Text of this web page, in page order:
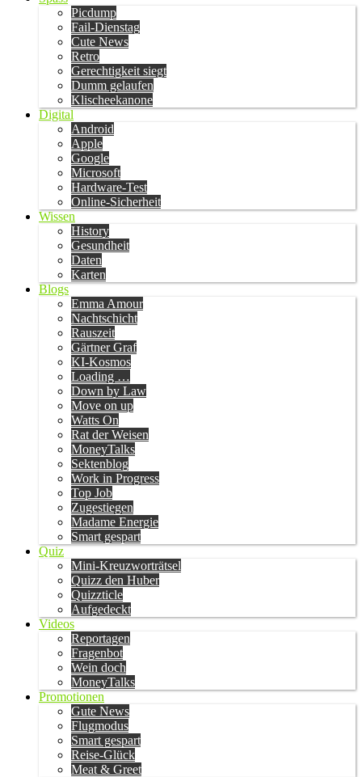
Picdump
Fail-Dienstag
Cute News
Retro
Gerechtigkeit siegt
Dumm gelaufen
Klischeekanone
Digital
Android
Apple
Google
Microsoft
Hardware-Test
Online-Sicherheit
Wissen
History
Gesundheit
Daten
Karten
Blogs
Emma Amour
Nachtschicht
Rauszeit
Gärtner Graf
KI-Kosmos
Loading …
Down by Law
Move on up
Watts On
Rat der Weisen
MoneyTalks
Sektenblog
Work in Progress
Top Job
Zugestiegen
Madame Energie
Smart gespart
Quiz
Mini-Kreuzworträtsel
Quizz den Huber
Quizzticle
Aufgedeckt
Videos
Reportagen
Fragenbot
Wein doch
MoneyTalks
Promotionen
Gute News
Flugmodus
Smart gespart
Reise-Glück
Meat & Greet